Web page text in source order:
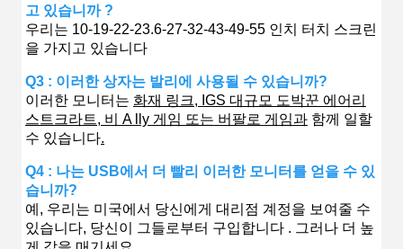
고 있습니까 ?
우리는 10-19-22-23.6-27-32-43-49-55 인치 터치 스크린
을 가지고 있습니다
Q3 : 이러한 상자는 발리에 사용될 수 있습니까?
이러한 모니터는 화재 링크, IGS 대규모 도박꾼 에어리
스트크라트, 비 A lly 게임 또는 버팔로 게임과 함께 일할
수 있습니다.
Q4 : 나는 USB에서 더 빨리 이러한 모니터를 얻을 수 있
습니까?
예, 우리는 미국에서 당신에게 대리점 계정을 보여줄 수
있습니다, 당신이 그들로부터 구입합니다 . 그러나 더 높